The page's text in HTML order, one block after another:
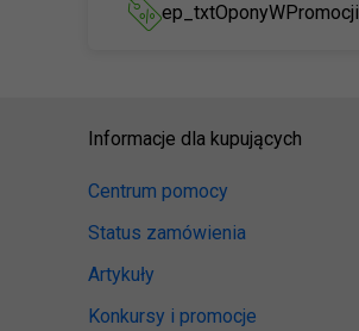
ep_txtOponyWPromocji
Informacje dla kupujących
Centrum pomocy
Status zamówienia
Artykuły
Konkursy i promocje